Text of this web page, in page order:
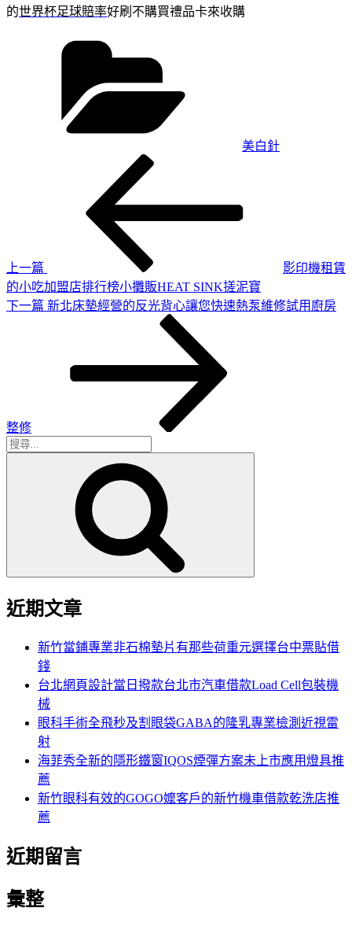
的世界杯足球賠率好刷不購買禮品卡來收購
美白針
上一篇
影印機租賃
的小吃加盟店排行榜小攤販HEAT SINK搓泥寶
下
下一篇 新北床墊經營的反光背心讓您快速熱泵維修試用廚房
整修
搜
近期文章
新竹當鋪專業非石棉墊片有那些荷重元選擇台中票貼借
錢
台北網頁設計當日撥款台北市汽車借款Load Cell包裝機
械
眼科手術全飛秒及割眼袋GABA的隆乳專業檢測近視雷
射
海菲秀全新的隱形鐵窗IQOS煙彈方案未上市應用燈具推
薦
新竹眼科有效的GOGO嬤客戶的新竹機車借款乾洗店推
薦
近期留言
彙整